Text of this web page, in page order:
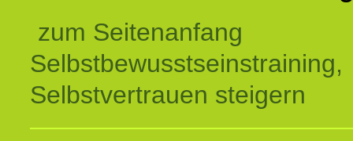
zum Seitenanfang
Selbstbewusstseinstraining,
Selbstvertrauen steigern